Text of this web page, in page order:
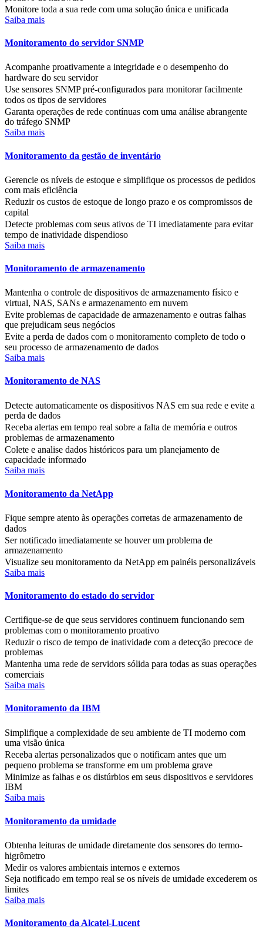
Monitore toda a sua rede com uma solução única e unificada
Saiba mais
Monitoramento do servidor SNMP
Acompanhe proativamente a integridade e o desempenho do
hardware do seu servidor
Use sensores SNMP pré-configurados para monitorar facilmente
todos os tipos de servidores
Garanta operações de rede contínuas com uma análise abrangente
do tráfego SNMP
Saiba mais
Monitoramento da gestão de inventário
Gerencie os níveis de estoque e simplifique os processos de pedidos
com mais eficiência
Reduzir os custos de estoque de longo prazo e os compromissos de
capital
Detecte problemas com seus ativos de TI imediatamente para evitar
tempo de inatividade dispendioso
Saiba mais
Monitoramento de armazenamento
Mantenha o controle de dispositivos de armazenamento físico e
virtual, NAS, SANs e armazenamento em nuvem
Evite problemas de capacidade de armazenamento e outras falhas
que prejudicam seus negócios
Evite a perda de dados com o monitoramento completo de todo o
seu processo de armazenamento de dados
Saiba mais
Monitoramento de NAS
Detecte automaticamente os dispositivos NAS em sua rede e evite a
perda de dados
Receba alertas em tempo real sobre a falta de memória e outros
problemas de armazenamento
Colete e analise dados históricos para um planejamento de
capacidade informado
Saiba mais
Monitoramento da NetApp
Fique sempre atento às operações corretas de armazenamento de
dados
Ser notificado imediatamente se houver um problema de
armazenamento
Visualize seu monitoramento da NetApp em painéis personalizáveis
Saiba mais
Monitoramento do estado do servidor
Certifique-se de que seus servidores continuem funcionando sem
problemas com o monitoramento proativo
Reduzir o risco de tempo de inatividade com a detecção precoce de
problemas
Mantenha uma rede de servidors sólida para todas as suas operações
comerciais
Saiba mais
Monitoramento da IBM
Simplifique a complexidade de seu ambiente de TI moderno com
uma visão única
Receba alertas personalizados que o notificam antes que um
pequeno problema se transforme em um problema grave
Minimize as falhas e os distúrbios em seus dispositivos e servidores
IBM
Saiba mais
Monitoramento da umidade
Obtenha leituras de umidade diretamente dos sensores do termo-
higrômetro
Medir os valores ambientais internos e externos
Seja notificado em tempo real se os níveis de umidade excederem os
limites
Saiba mais
Monitoramento da Alcatel-Lucent